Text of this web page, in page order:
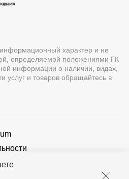
характер и не
определяемой положениями ГК
информации о наличии, видах,
услуг и товаров обращайтесь в